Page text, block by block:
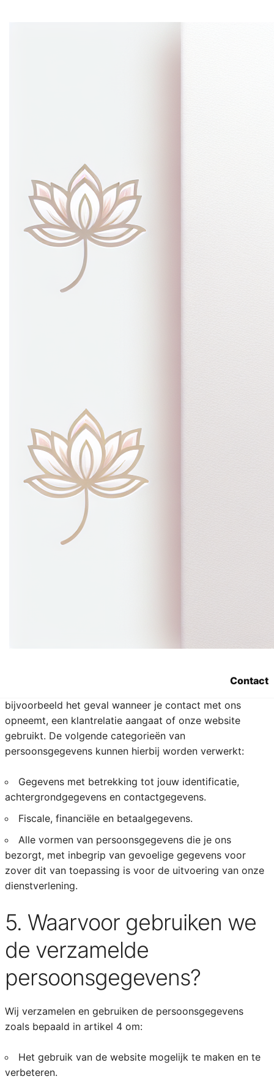
Contact
zodat je precies weet waarvoor wij jouw
persoonsgegevens gebruiken. Dit privacybeleid bevat
ook meer informatie over jouw privacyrechten en hoe je
deze kunt uitoefenen.
2. Wie is verantwoordelijk
voor dit privacy beleid?
3. Wijziging en update van
het privacy beleid
bijvoorbeeld in het kader van wijzigingen in onze
diensten of de heersende wetgeving.
je onze diensten aan te bieden. We respecteren hierbij
bijvoorbeeld het geval wanneer je contact met ons
opneemt, een klantrelatie aangaat of onze website
gebruikt. De volgende categorieën van
persoonsgegevens kunnen hierbij worden verwerkt:
Gegevens met betrekking tot jouw identificatie,
achtergrondgegevens en contactgegevens.
Fiscale, financiële en betaalgegevens.
Alle vormen van persoonsgegevens die je ons
bezorgt, met inbegrip van gevoelige gegevens voor
zover dit van toepassing is voor de uitvoering van onze
dienstverlening.
5. Waarvoor gebruiken we
de verzamelde
persoonsgegevens?
Wij verzamelen en gebruiken de persoonsgegevens
zoals bepaald in artikel 4 om:
Het gebruik van de website mogelijk te maken en te
verbeteren.